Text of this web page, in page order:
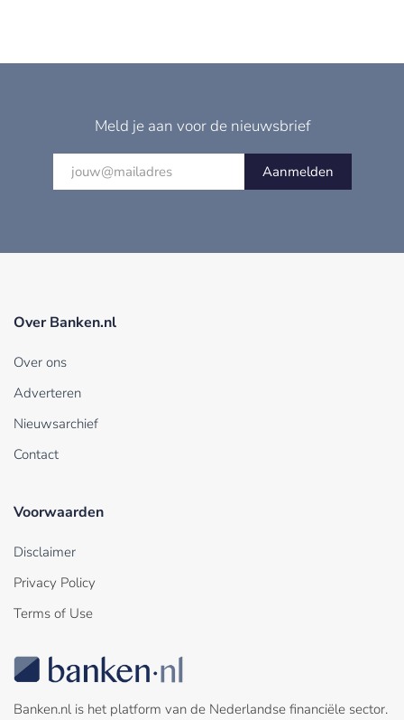
Meld je aan voor de nieuwsbrief
Aanmelden
Over Banken.nl
Over ons
Adverteren
Nieuwsarchief
Contact
Voorwaarden
Disclaimer
Privacy Policy
Terms of Use
Banken.nl is het platform van de Nederlandse financiële sector.